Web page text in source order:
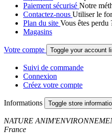
Paiement sécurisé Notre
Contactez-nous Utiliser le
Plan du site Vous êtes perdu
Magasins
Votre compte Toggle your account
Suivi de commande
Connexion
Créez votre compte
Informations Toggle store
NATURE
France